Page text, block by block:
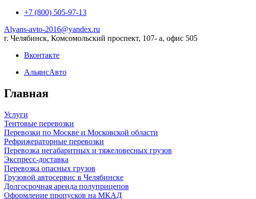
+7 (800) 505-97-13
Alyans-avto-2016@yandex.ru
г. Челябинск, Комсомольский проспект, 107- а, офис 505
Вконтакте
АльянсАвто
Главная
Услуги
Тентовые перевозки
Перевозки по Москве и Московской области
Рефрижераторные перевозки
Перевозка негабаритных и тяжеловесных грузов
Экспресс-доставка
Перевозка опасных грузов
Грузовой автосервис в Челябинске
Долгосрочная аренда полуприцепов
Оформление пропусков на МКАД